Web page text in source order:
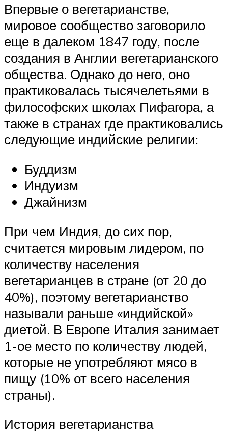
Впервые о вегетарианстве,
мировое сообщество заговорило
еще в далеком 1847 году, после
создания в Англии вегетарианского
общества. Однако до него, оно
практиковалась тысячелетьями в
философских школах Пифагора, а
также в странах где практиковались
следующие индийские религии:
Буддизм
Индуизм
Джайнизм
При чем Индия, до сих пор,
считается мировым лидером, по
количеству населения
вегетарианцев в стране (от 20 до
40%), поэтому вегетарианство
называли раньше «индийской»
диетой. В Европе Италия занимает
1-ое место по количеству людей,
которые не употребляют мясо в
пищу (10% от всего населения
страны).
История вегетарианства